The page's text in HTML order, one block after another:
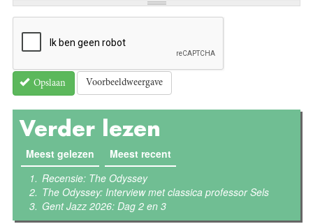
Opslaan Voorbeeldweergave
Verder lezen
Meest gelezen (actieve tabblad)
Meest recent
Recensie: The Odyssey
The Odyssey: Interview met classica professor Sels
Gent Jazz 2026: Dag 2 en 3